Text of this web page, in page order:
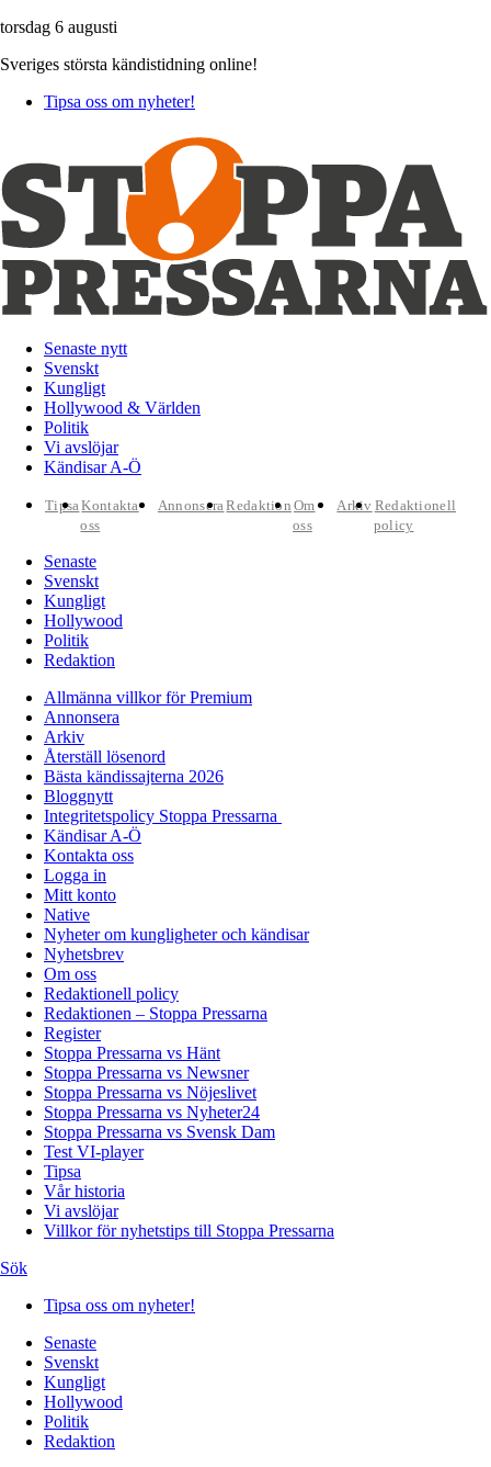
torsdag 6 augusti
Sveriges största kändistidning online!
Tipsa oss om nyheter!
Senaste nytt
Svenskt
Kungligt
Hollywood & Världen
Politik
Vi avslöjar
Kändisar A-Ö
TipsaKontakta
oss
AnnonseraRedaktion Om
oss
Arkiv Redaktionell
policy
Senaste
Svenskt
Kungligt
Hollywood
Politik
Redaktion
Allmänna villkor för Premium
Annonsera
Arkiv
Återställ lösenord
Bästa kändissajterna 2026
Bloggnytt
Integritetspolicy Stoppa Pressarna
Kändisar A-Ö
Kontakta oss
Logga in
Mitt konto
Native
Nyheter om kungligheter och kändisar
Nyhetsbrev
Om oss
Redaktionell policy
Redaktionen – Stoppa Pressarna
Register
Stoppa Pressarna vs Hänt
Stoppa Pressarna vs Newsner
Stoppa Pressarna vs Nöjeslivet
Stoppa Pressarna vs Nyheter24
Stoppa Pressarna vs Svensk Dam
Test VI-player
Tipsa
Vår historia
Vi avslöjar
Villkor för nyhetstips till Stoppa Pressarna
Sök
Tipsa oss om nyheter!
Senaste
Svenskt
Kungligt
Hollywood
Politik
Redaktion